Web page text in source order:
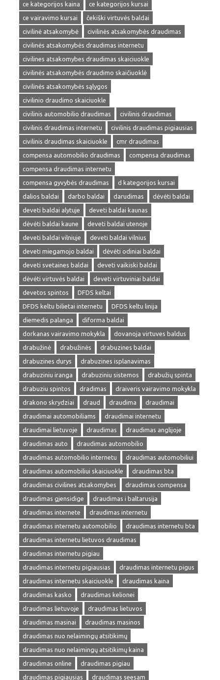
ce kategorijos kaina
ce kategorijos kursai
ce vairavimo kursai
čekiški virtuvės baldai
civilinė atsakomybė
civilinės atsakomybės draudimas
civilinės atsakomybės draudimas internetu
civilines atsakomybes draudimas skaiciuokle
civilinės atsakomybės draudimo skaičiuoklė
civilinės atsakomybės sąlygos
civilinio draudimo skaiciuokle
civilinis automobilio draudimas
civilinis draudimas
civilinis draudimas internetu
civilinis draudimas pigiausias
civilinis draudimas skaiciuokle
cmr draudimas
compensa automobilio draudimas
compensa draudimas
compensa draudimas internetu
compensa gyvybės draudimas
d kategorijos kursai
dalios baldai
darbo baldai darudimas
dėvėti baldai
deveti baldai alytuje
deveti baldai kaunas
dėvėti baldai kaune
deveti baldai utenoje
deveti baldai vilniuje
deveti baldai vilnius
deveti miegamojo baldai
dėvėti odiniai baldai
deveti svetaines baldai
deveti vaikiski baldai
dėvėti virtuvės baldai
deveti virtuviniai baldai
devetos spintos
DFDS keltai
DFDS keltu bilietai internetu
DFDS keltu linija
diemedis palanga
diforma baldai
dorkanas vairavimo mokykla
dovanoja virtuves baldus
drabužinė
drabužinės
drabuzines baldai
drabuzines durys
drabuzines isplanavimas
drabuziniu iranga
drabuziniu sistemos
drabužių spinta
drabuziu spintos
dradimas
draiveris vairavimo mokykla
drakono skrydziai
draud draudima
draudimai
draudimai automobiliams
draudimai internetu
draudimai lietuvoje
draudimas
draudimas anglijoje
draudimas auto
draudimas automobilio
draudimas automobilio internetu
draudimas automobiliui
draudimas automobiliui skaiciuokle
draudimas bta
draudimas civilines atsakomybes
draudimas compensa
draudimas gjensidige
draudimas i baltarusija
draudimas internete
draudimas internetu
draudimas internetu automobilio
draudimas internetu bta
draudimas internetu lietuvos draudimas
draudimas internetu pigiau
draudimas internetu pigiausias
draudimas internetu pigus
draudimas internetu skaiciuokle
draudimas kaina
draudimas kasko
draudimas kelionei
draudimas lietuvoje
draudimas lietuvos
draudimas masinai
draudimas masinos
draudimas nuo nelaimingų atsitikimų
draudimas nuo nelaimingų atsitikimų kaina
draudimas online
draudimas pigiau
draudimas pigiausias
draudimas seesam